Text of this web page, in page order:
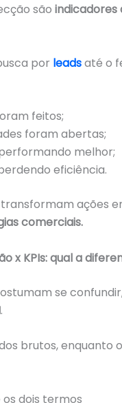
são indicadores
por leadsaté o
feitos;
foram abertas;
melhor;
eficiência.
ações
comerciais.
x KPIs: qual a
se
.
brutos, enquanto
dois termos